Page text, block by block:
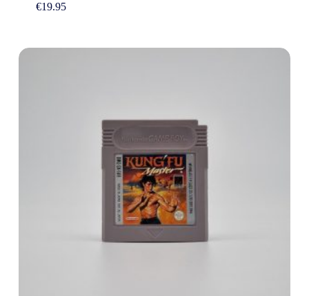
€19.95